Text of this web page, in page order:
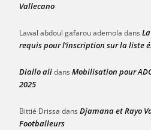
Vallecano
Lawal abdoul gafarou ademola dans
requis pour l’inscription sur la liste
Diallo alidans Mobilisation pour
2025
Bittié Drissa dans Djamana et Rayo
Footballeurs